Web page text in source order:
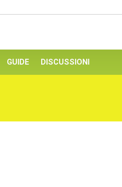
GUIDE DISCUSSIONI